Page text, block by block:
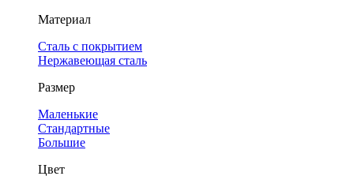
Материал
Сталь с покрытием
Нержавеющая сталь
Размер
Маленькие
Стандартные
Большие
Цвет